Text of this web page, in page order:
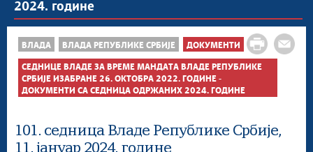
2024. године
ВЛАДА ВЛАДА РЕПУБЛИКЕ СРБИЈЕ ДОКУМЕНТИ
СЕДНИЦЕ ВЛАДЕ ЗА ВРЕМЕ МАНДАТА ВЛАДЕ РЕПУБЛИКЕ
СРБИЈЕ ИЗАБРАНЕ 26. ОКТОБРА 2022. ГОДИНЕ -
ДОКУМЕНТИ СА СЕДНИЦА ОДРЖАНИХ 2024. ГОДИНЕ
101. седница Владе Републике Србије,
11. јануар 2024. године